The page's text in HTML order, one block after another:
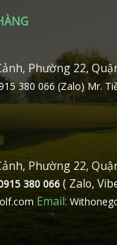
Phường 22,
380 066 (Zalo) Mr.
Phường 22,
380 066 ( Zalo,
Email: